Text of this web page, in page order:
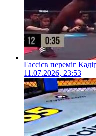
Гассієв переміг
11.07.2026, 23:53